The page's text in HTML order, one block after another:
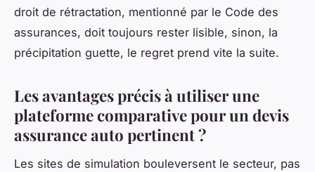
droit de rétractation, mentionné par le Code des
assurances, doit toujours rester lisible, sinon, la
précipitation guette, le regret prend vite la suite.
Les avantages précis à utiliser une
plateforme comparative pour un devis
assurance auto pertinent ?
Les sites de simulation bouleversent le secteur, pas